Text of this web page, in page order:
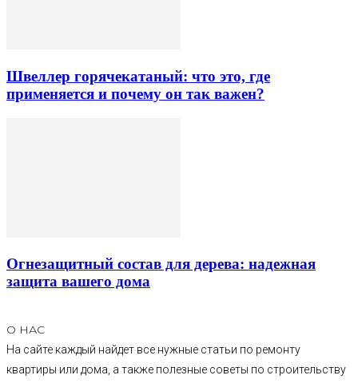
Швеллер горячекатаный: что это, где
применяется и почему он так важен?
Огнезащитный состав для дерева: надежная
защита вашего дома
О НАС
На сайте каждый найдет все нужные статьи по ремонту
квартиры или дома, а также полезные советы по строительству